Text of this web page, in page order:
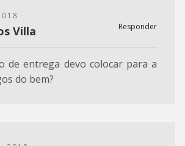
Responder
Villa
de entrega devo colocar para a
do bem?